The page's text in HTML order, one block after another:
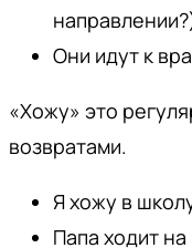
Они идут к
«Хожу» это
возвратами.
Я хожу в
Папа ходит